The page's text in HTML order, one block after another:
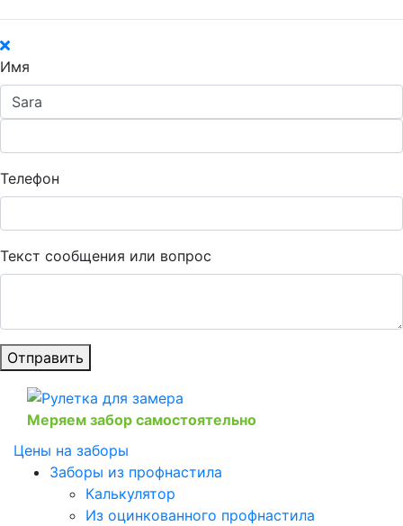
Имя
Телефон
Текст сообщения или вопрос
Отправить
Меряем забор самостоятельно
Цены на заборы
Заборы из профнастила
Калькулятор
Из оцинкованного профнастила